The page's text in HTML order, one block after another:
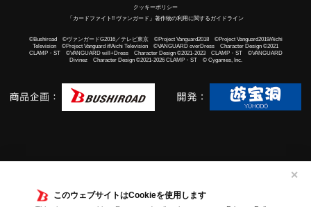
このウェブサイトはCookieを使用します
✕
クッキーポリシー
「カードファイト!! ヴァンガード」著作物の利用に関するガイドライン
©Bushiroad ©ヴァンガードG2016／テレビ東京 ©Project Vanguard2018 ©Project Vanguard2019/Aichi
Television ©Project Vanguard if/Aichi Television ©VANGUARD overDress Character Design ©2021
CLAMP・ST ©VANGUARD will+Dress Character Design ©2021-2023 CLAMP・ST ©VANGUARD
Divinez Character Design ©2021-2026 CLAMP・ST © Cygames, Inc.